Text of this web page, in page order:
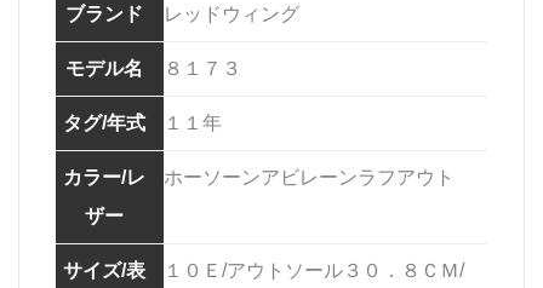
ブランド レッドウィング
モデル名 ８１７３
タグ/年式 １１年
カラー/レ
ザー
ホーソーンアビレーンラフアウト
サイズ/表
１０Ｅ/アウトソール３０．８ＣＭ/